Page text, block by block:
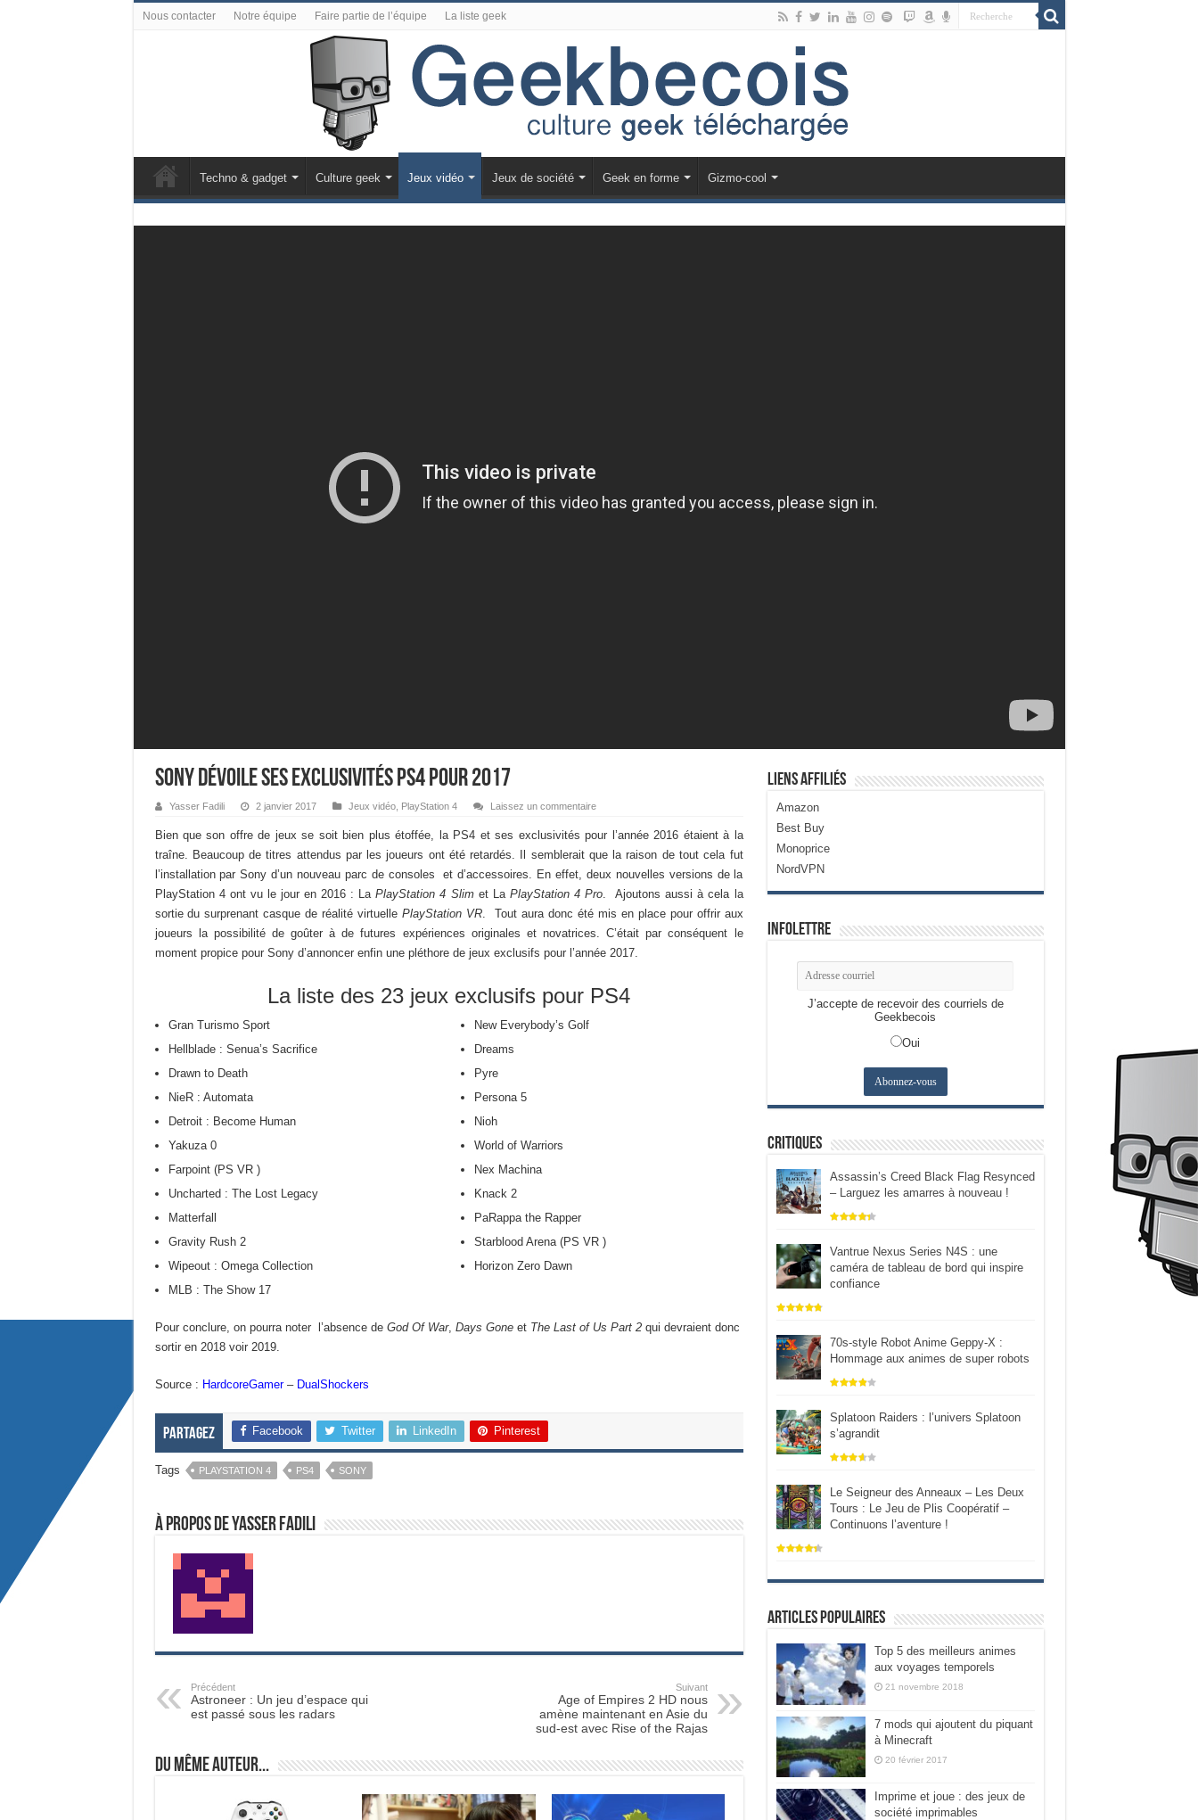
Nous contacter Notre équipe Faire partie de l’équipe La liste geek
Techno & gadget Culture geek Jeux vidéo Jeux de société Geek en forme Gizmo-cool
Sony dévoile ses exclusivités PS4 pour 2017
Yasser Fadili 2 janvier 2017 Jeux vidéo, PlayStation 4 Laissez un commentaire
Bien que son offre de jeux se soit bien plus étoffée, la PS4 et ses exclusivités pour l’année 2016 étaient à la
traîne. Beaucoup de titres attendus par les joueurs ont été retardés. Il semblerait que la raison de tout cela fut
l’installation par Sony d’un nouveau parc de consoles et d’accessoires. En effet, deux nouvelles versions de la
PlayStation 4 ont vu le jour en 2016 : LaPlayStation 4 Slimet La PlayStation 4 Pro. Ajoutons aussi à cela la
sortie du surprenant casque de réalité virtuellePlayStation VR. Tout aura donc été mis en place pour offrir aux
joueurs la possibilité de goûter à de futures expériences originales et novatrices. C’était par conséquent le
moment propice pour Sony d’annoncer enfin une pléthore de jeux exclusifs pour l’année 2017.
La liste des 23 jeux exclusifs pour PS4
Gran Turismo Sport
Hellblade : Senua’s Sacrifice
Drawn to Death
NieR : Automata
Detroit : Become Human
Yakuza 0
Farpoint (PS VR )
Uncharted : The Lost Legacy
Matterfall
Gravity Rush 2
Wipeout : Omega Collection
MLB : The Show 17
New Everybody’s Golf
Dreams
Pyre
Persona 5
Nioh
World of Warriors
Nex Machina
Knack 2
PaRappa the Rapper
Starblood Arena (PS VR )
Horizon Zero Dawn
Pour conclure, on pourra noter l’absence de God Of War, Days Goneet The Last of Us Part 2qui devraient donc
sortir en 2018 voir 2019.
Source : HardcoreGamer– DualShockers
Partagez Facebook Twitter LinkedIn Pinterest
Tags PLAYSTATION 4 PS4 SONY
À propos de Yasser Fadili
Précédent
Astroneer : Un jeu d’espace qui
est passé sous les radars
Suivant
Age of Empires 2 HD nous
amène maintenant en Asie du
sud-est avec Rise of the Rajas
Du même auteur...
Liens Affiliés
Amazon
Best Buy
Monoprice
NordVPN
Infolettre
J’accepte de recevoir des courriels de
Geekbecois
Oui
Critiques
Assassin’s Creed Black Flag Resynced
– Larguez les amarres à nouveau !
Vantrue Nexus Series N4S : une
caméra de tableau de bord qui inspire
confiance
70s-style Robot Anime Geppy-X :
Hommage aux animes de super robots
Splatoon Raiders : l’univers Splatoon
s’agrandit
Le Seigneur des Anneaux – Les Deux
Tours : Le Jeu de Plis Coopératif –
Continuons l’aventure !
Articles populaires
Top 5 des meilleurs animes
aux voyages temporels
21 novembre 2018
7 mods qui ajoutent du piquant
à Minecraft
20 février 2017
Imprime et joue : des jeux de
société imprimables